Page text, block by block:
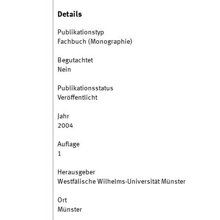
Details
Publikationstyp
Fachbuch (Monographie)
Begutachtet
Nein
Publikationsstatus
Veröffentlicht
Jahr
2004
Auflage
1
Herausgeber
Westfälische Wilhelms-Universität Münster
Ort
Münster